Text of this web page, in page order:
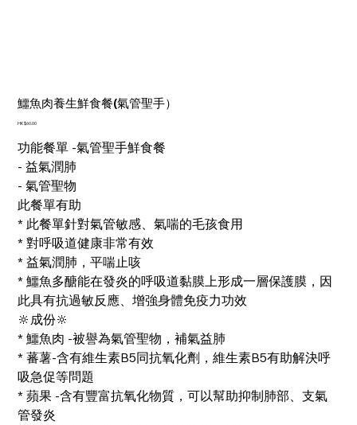
鱷魚肉養生鮮食餐(氣管聖手）
價
HK$60.00
功能餐單 -氣管聖手鮮食餐
- 益氣潤肺
- 氣管聖物
此餐單有助
* 此餐單針對氣管敏感、氣喘的毛孩食用
* 對呼吸道健康非常有效
* 益氣潤肺，平喘止咳
* 鱷魚多醣能在發炎的呼吸道黏膜上形成一層保護膜，因
此具有抗過敏反應、增強身體免疫力功效
🔆成份🔆
* 鱷魚肉 -被譽為氣管聖物，補氣益肺
* 蕃薯-含有維生素B5同抗氧化劑，維生素B5有助解決呼
吸急促等問題
* 蘋果 -含有豐富抗氧化物質，可以幫助抑制肺部、支氣
管發炎